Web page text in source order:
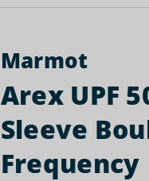
Marmot
Arex UPF
Sleeve
Frequency